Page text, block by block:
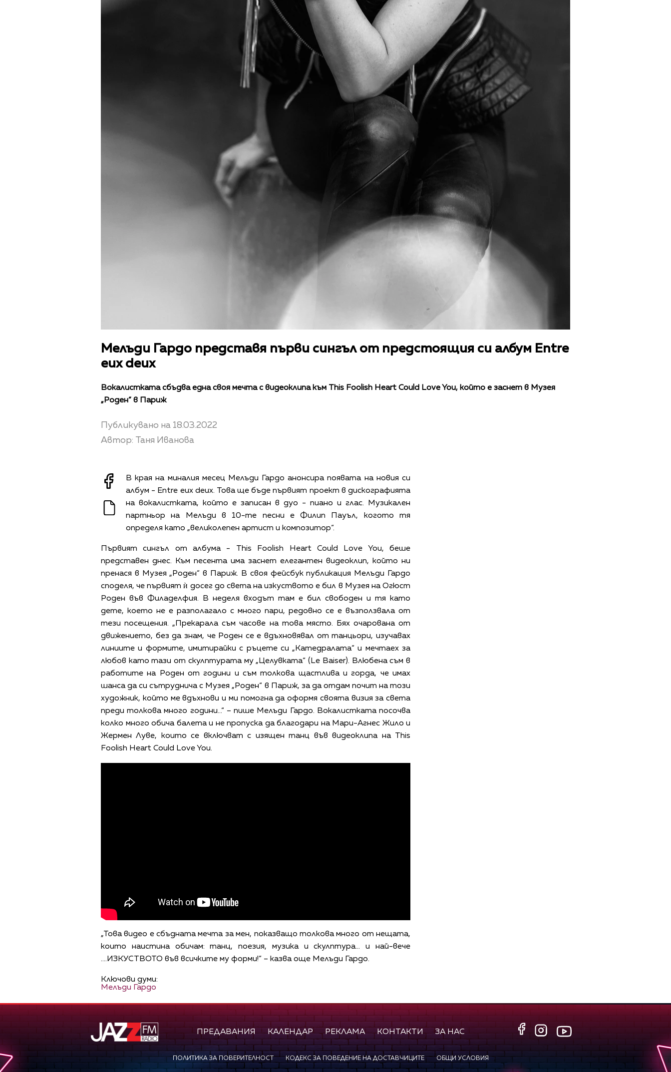
Мелъди Гардо представя първи сингъл от предстоящия си албум Entre
eux deux
Вокалистката сбъдва една своя мечта с видеоклипа към This Foolish Heart Could Love You, който е заснет в Музея
„Роден“ в Париж
Публикувано на 18.03.2022
Автор: Таня Иванова
В края на миналия месец Мелъди Гардо анонсира появата на новия си
албум - Entre eux deux. Това ще бъде първият проект в дискографията
на вокалистката, който е записан в дуо - пиано и глас. Музикален
партньор на Мелъди в 10-те песни е Филип Пауъл, когото тя
определя като „великолепен артист и композитор“.
Първият сингъл от албума - This Foolish Heart Could Love You, беше
представен днес. Към песента има заснет елегантен видеоклип, който ни
пренася в Музея „Роден“ в Париж. В своя фейсбук публикация Мелъди Гардо
споделя, че първият ѝ досег до света на изкуството е бил в Музея на Огюст
Роден във Филаделфия. В неделя входът там е бил свободен и тя като
дете, което не е разполагало с много пари, редовно се е възползвала от
тези посещения. „Прекарала съм часове на това място. Бях очарована от
движението, без да знам, че Роден се е вдъхновявал от танцьори, изучавах
линиите и формите, имитирайки с ръцете си „Катедралата“ и мечтаех за
любов като тази от скулптурата му „Целувката“ (Le Baiser). Влюбена съм в
работите на Роден от години и съм толкова щастлива и горда, че имах
шанса да си сътруднича с Музея „Роден“ в Париж, за да отдам почит на този
художник, който ме вдъхнови и ми помогна да оформя своята визия за света
преди толкова много години...“ – пише Мелъди Гардо. Вокалистката посочва
колко много обича балета и не пропуска да благодари на Мари-Агнес Жило и
Жермен Луве, които се включват с изящен танц във видеоклипа на This
Foolish Heart Could Love You.
„Това видео е сбъдната мечта за мен, показващо толкова много от нещата,
които наистина обичам: танц, поезия, музика и скулптура... и най-вече
....ИЗКУСТВОТО във всичките му форми!“ – казва още Мелъди Гардо.
Ключови думи:
Мелъди Гардо
ПРЕДАВАНИЯ КАЛЕНДАР РЕКЛАМА КОНТАКТИ ЗА НАС
ПОЛИТИКА ЗА ПОВЕРИТЕЛНОСТ КОДЕКС ЗА ПОВЕДЕНИЕ НА ДОСТАВЧИЦИТЕ ОБЩИ УСЛОВИЯ